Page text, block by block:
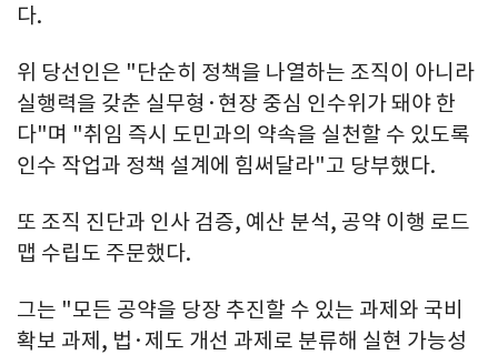
다.
위 당선인은 "단순히 정책을 나열하는 조직이 아니라
실행력을 갖춘 실무형·현장 중심 인수위가 돼야 한
다"며 "취임 즉시 도민과의 약속을 실천할 수 있도록
인수 작업과 정책 설계에 힘써달라"고 당부했다.
또 조직 진단과 인사 검증, 예산 분석, 공약 이행 로드
맵 수립도 주문했다.
그는 "모든 공약을 당장 추진할 수 있는 과제와 국비
확보 과제, 법·제도 개선 과제로 분류해 실현 가능성